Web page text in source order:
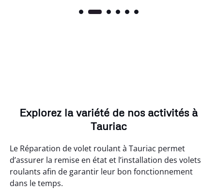
Explorez la variété de nos activités à
Tauriac
Le Réparation de volet roulant à Tauriac permet
d’assurer la remise en état et l’installation des volets
roulants afin de garantir leur bon fonctionnement
dans le temps.